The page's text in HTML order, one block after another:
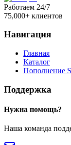
Работаем 24/7
75,000+ клиентов
Навигация
Главная
Каталог
Пополнение
Поддержка
Нужна помощь?
Наша команда